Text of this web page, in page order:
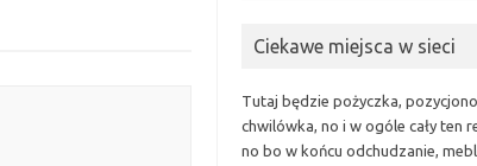
Ciekawe miejsca w sieci
Tutaj będzie pożyczka,
chwilówka, no i w ogóle cały ten
no bo w końcu odchudzanie,